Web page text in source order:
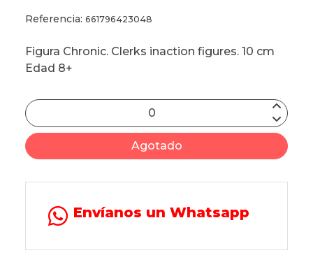
Referencia: 661796423048
Figura Chronic. Clerks inaction figures. 10 cm
Edad 8+
Agotado
Envíanos un Whatsapp